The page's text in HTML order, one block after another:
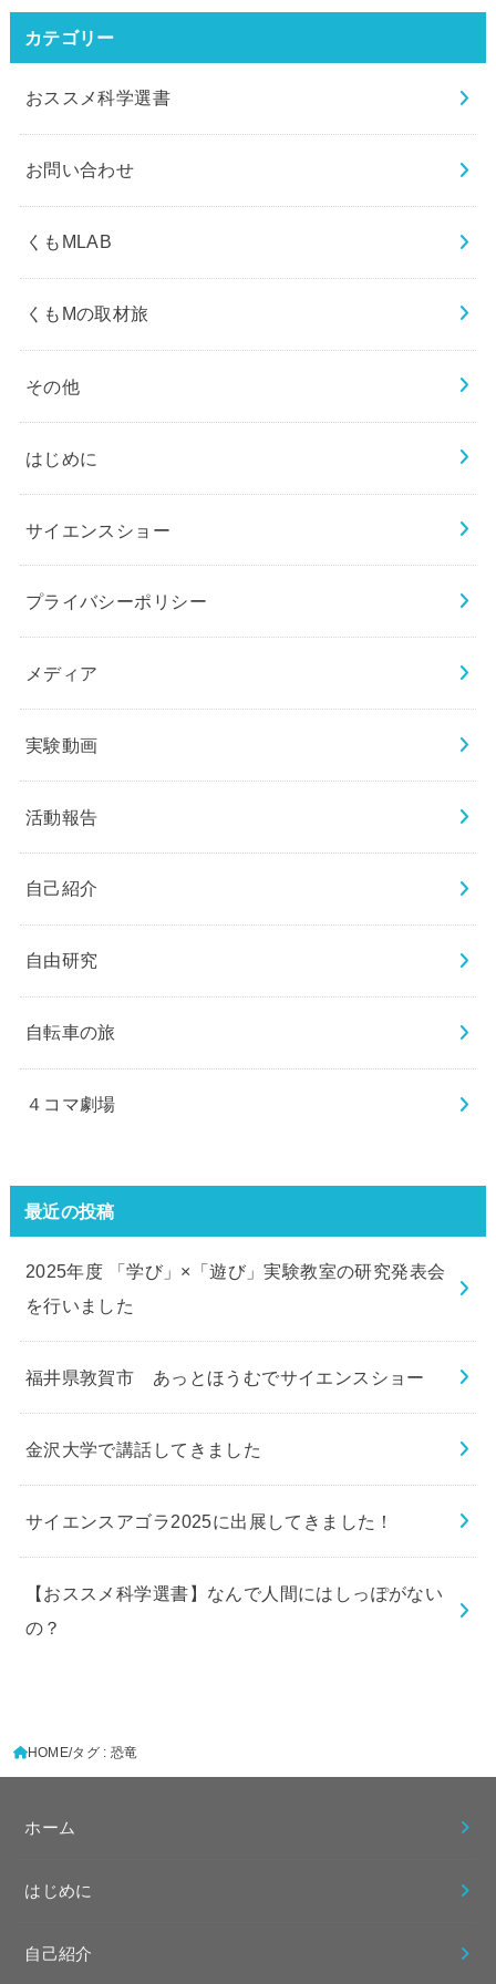
カテゴリー
おススメ科学選書
お問い合わせ
くもMLAB
くもMの取材旅
その他
はじめに
サイエンスショー
プライバシーポリシー
メディア
実験動画
活動報告
自己紹介
自由研究
自転車の旅
４コマ劇場
最近の投稿
2025年度 「学び」×「遊び」実験教室の研究発表会
を行いました
福井県敦賀市 あっとほうむでサイエンスショー
金沢大学で講話してきました
サイエンスアゴラ2025に出展してきました！
【おススメ科学選書】なんで人間にはしっぽがない
の？
HOME タグ : 恐竜
ホーム
はじめに
自己紹介